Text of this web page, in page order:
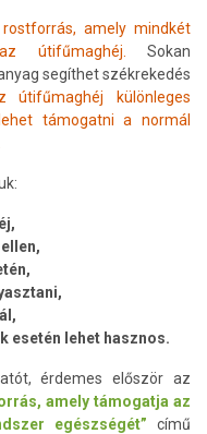
amely mindkét
útifűmaghéj.
Sokan
segíthet székrekedés
útifűmaghéj különleges
támogatni a normál
esetén lehet hasznos.
érdemes először az
amely támogatja az
egészségét” című